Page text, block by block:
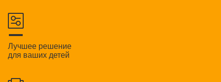
Лучшее решение
для ваших детей